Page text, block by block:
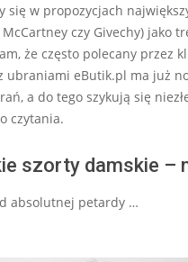
się w propozycjach
czy Givechy) jako
że często polecany przez
ubraniami eButik.pl ma już
a do tego szykują się
czytania.
szorty damskie –
absolutnej petardy …